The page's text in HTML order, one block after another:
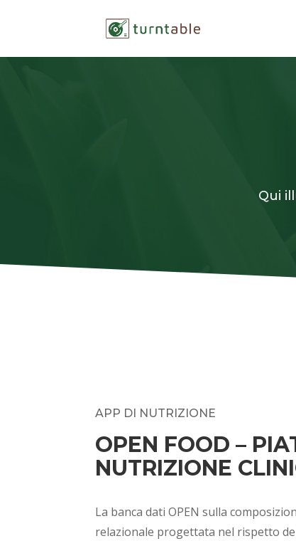
Qui
APP DI NUTRIZIONE
OPEN FOOD –
NUTRIZIONE
La banca dati OPEN sulla
relazionale progettata nel rispetto